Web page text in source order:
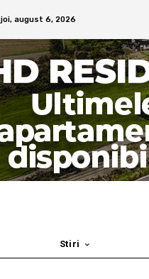
joi, august 6, 2026
Stiri